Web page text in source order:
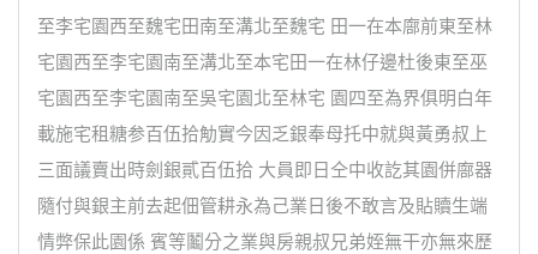
至李宅園西至魏宅田南至溝北至魏宅 田一在本廍前東至林
宅園西至李宅園南至溝北至本宅田一在林仔邊杜後東至巫
宅園西至李宅園南至吳宅園北至林宅 園四至為界俱明白年
載施宅租糖参百伍拾觔實今因乏銀奉母托中就與黃勇叔上
三面議賣出時劍銀貳百伍拾 大員即日仝中收訖其園併廍器
隨付與銀主前去起佃管耕永為己業日後不敢言及貼贖生端
情弊保此園係 賓等鬮分之業與房親叔兄弟姪無干亦無來歷